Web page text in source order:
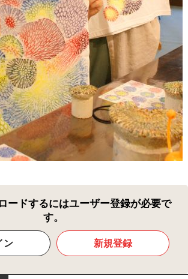
ードするにはユーザー登録が必要で
す。
ン 新規登録